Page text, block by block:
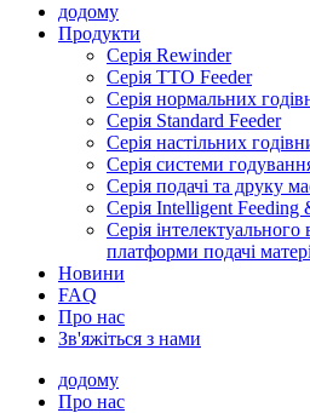
додому
Продукти
Серія Rewinder
Серія TTO Feeder
Серія нормальних
Серія Standard Feeder
Серія настільних
Серія системи
Серія подачі та друку
Серія Intelligent Feeding
Серія
платформи подачі
Новини
FAQ
Про нас
Зв'яжіться з нами
додому
Про нас